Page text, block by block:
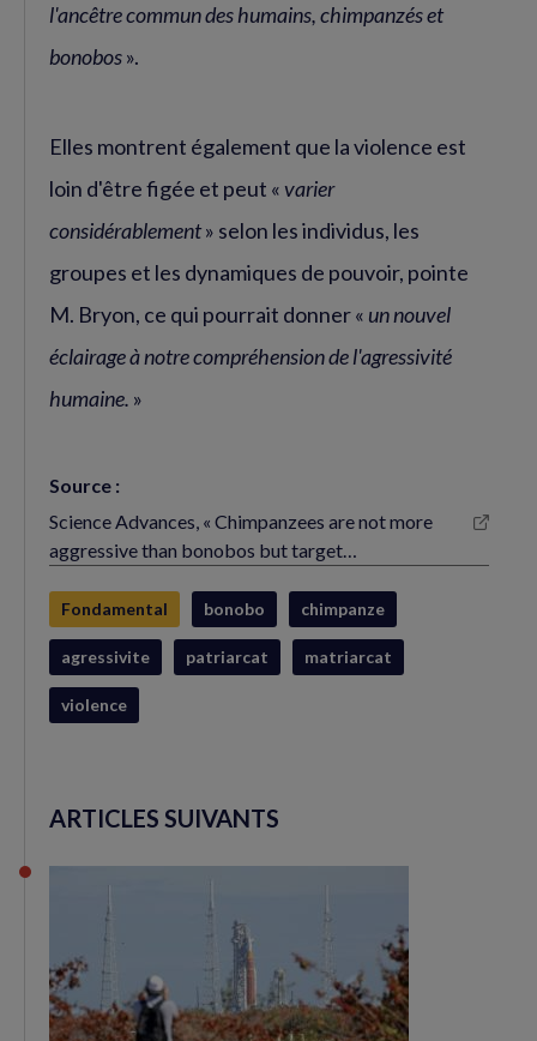
l'ancêtre commun des humains, chimpanzés et
bonobos».
Elles montrent également que la violence est
loin d'être figée et peut «varier
considérablement» selon les individus, les
groupes et les dynamiques de pouvoir, pointe
M. Bryon, ce qui pourrait donner « un nouvel
éclairage à notre compréhension de l'agressivité
humaine. »
Source :
Science Advances, « Chimpanzees are not more
aggressive than bonobos but target…
(nouvelle
fenêtre)
Fondamental bonobo chimpanze
agressivite patriarcat matriarcat
violence
ARTICLES SUIVANTS